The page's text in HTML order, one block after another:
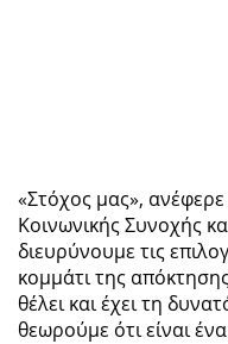
«Στόχος μας»,
Κοινωνικής Συνοχής
διευρύνουμε τις
κομμάτι της
θέλει και έχει τη
θεωρούμε ότι είναι